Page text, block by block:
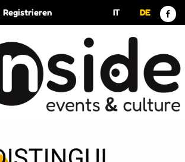
Registrieren IT DE